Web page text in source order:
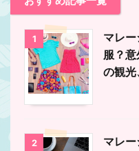
1
マレ
服？
の観光
2
マレ